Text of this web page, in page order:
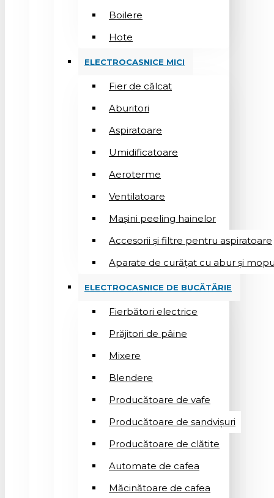
Boilere
Hote
ELECTROCASNICE MICI
Fier de călcat
Aburitori
Aspiratoare
Umidificatoare
Aeroterme
Ventilatoare
Mașini peeling hainelor
Accesorii și filtre pentru aspiratoare
Aparate de curățat cu abur și
ELECTROCASNICE DE BUCĂTĂRIE
Fierbători electrice
Prăjitori de pâine
Mixere
Blendere
Producătoare de vafe
Producătoare de sandvişuri
Producătoare de clătite
Automate de cafea
Măcinătoare de cafea